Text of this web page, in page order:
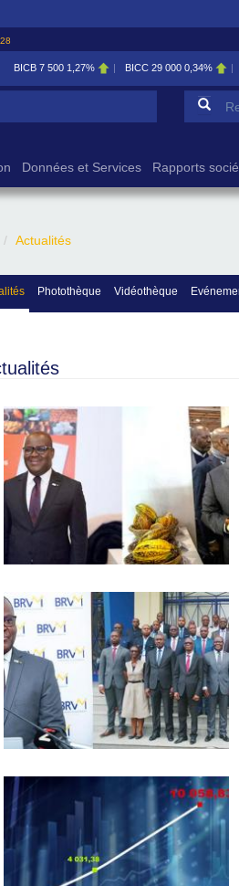
BICB 7 500 1,27% BICC 29 000 0,34%
Données et Services Rapports
Actualités
Photothèque Vidéothèque